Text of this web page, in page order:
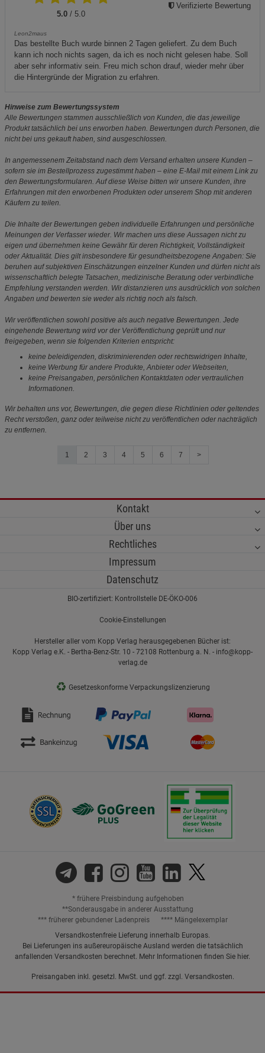
5.0 / 5.0
Leon2maus
Das bestellte Buch wurde binnen 2 Tagen geliefert. Zu dem Buch
kann ich noch nichts sagen, da ich es noch nicht gelesen habe. Soll
aber sehr informativ sein. Freu mich schon drauf, wieder mehr über
die Hintergründe der Migration zu erfahren.
Verifizierte Bewertung
Hinweise zum Bewertungssystem
Alle Bewertungen stammen ausschließlich von Kunden, die das jeweilige
Produkt tatsächlich bei uns erworben haben. Bewertungen durch Personen, die
nicht bei uns gekauft haben, sind ausgeschlossen.
In angemessenem Zeitabstand nach dem Versand erhalten unsere Kunden –
sofern sie im Bestellprozess zugestimmt haben – eine E-Mail mit einem Link zu
den Bewertungsformularen. Auf diese Weise bitten wir unsere Kunden, ihre
Erfahrungen mit den erworbenen Produkten oder unserem Shop mit anderen
Käufern zu teilen.
Die Inhalte der Bewertungen geben individuelle Erfahrungen und persönliche
Meinungen der Verfasser wieder. Wir machen uns diese Aussagen nicht zu
eigen und übernehmen keine Gewähr für deren Richtigkeit, Vollständigkeit
oder Aktualität. Dies gilt insbesondere für gesundheitsbezogene Angaben: Sie
beruhen auf subjektiven Einschätzungen einzelner Kunden und dürfen nicht als
wissenschaftlich belegte Tatsachen, medizinische Beratung oder verbindliche
Empfehlung verstanden werden. Wir distanzieren uns ausdrücklich von solchen
Angaben und bewerten sie weder als richtig noch als falsch.
Wir veröffentlichen sowohl positive als auch negative Bewertungen. Jede
eingehende Bewertung wird vor der Veröffentlichung geprüft und nur
freigegeben, wenn sie folgenden Kriterien entspricht:
keine beleidigenden, diskriminierenden oder rechtswidrigen Inhalte,
keine Werbung für andere Produkte, Anbieter oder Webseiten,
keine Preisangaben, persönlichen Kontaktdaten oder vertraulichen
Informationen.
Wir behalten uns vor, Bewertungen, die gegen diese Richtlinien oder geltendes
Recht verstoßen, ganz oder teilweise nicht zu veröffentlichen oder nachträglich
zu entfernen.
1 2 3 4 5 6 7 >
Kontakt
Über uns
Rechtliches
Impressum
Datenschutz
BIO-zertifiziert: Kontrollstelle DE-ÖKO-006
Cookie-Einstellungen
Hersteller aller vom Kopp Verlag herausgegebenen Bücher ist:
Kopp Verlag e.K. - Bertha-Benz-Str. 10 - 72108 Rottenburg a. N. - info@kopp-
verlag.de
♻ Gesetzeskonforme Verpackungslizenzierung
* frühere Preisbindung aufgehoben
**Sonderausgabe in anderer Ausstattung
*** früherer gebundener Ladenpreis
**** Mängelexemplar
Versandkostenfreie Lieferung innerhalb Europas.
Bei Lieferungen ins außereuropäische Ausland werden die tatsächlich
anfallenden Versandkosten berechnet. Mehr Informationen finden Sie hier.
Preisangaben inkl. gesetzl. MwSt. und ggf. zzgl. Versandkosten.